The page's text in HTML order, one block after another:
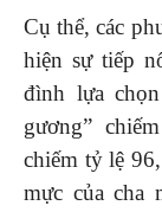
Cụ thể, các
hiện sự tiếp
đình lựa
gương”
chiếm tỷ lệ
mực của cha